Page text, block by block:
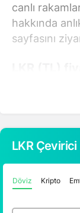
canlı
hakkında
sayfasını
göstermiştir..
yer alan
LKR Çevirici
Döviz Kripto